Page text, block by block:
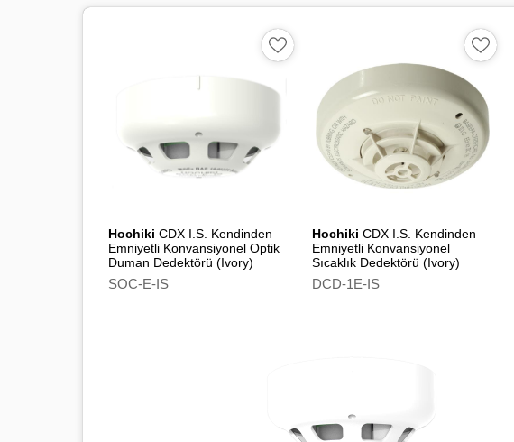
Hochiki CDX I.S. Kendinden
Emniyetli Konvansiyonel Optik
Duman Dedektörü (Ivory)
SOC-E-IS
Hochiki CDX I.S. Kendinden
Emniyetli Konvansiyonel
Sıcaklık Dedektörü (Ivory)
DCD-1E-IS